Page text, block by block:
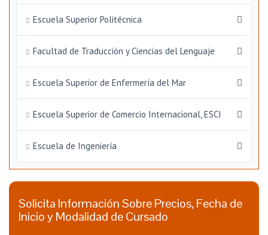
Escuela Superior Politécnica
Facultad de Traducción y Ciencias del Lenguaje
Escuela Superior de Enfermería del Mar
Escuela Superior de Comercio Internacional, ESCI
Escuela de Ingeniería
Solicita Información Sobre Precios, Fecha de
Inicio y Modalidad de Cursado